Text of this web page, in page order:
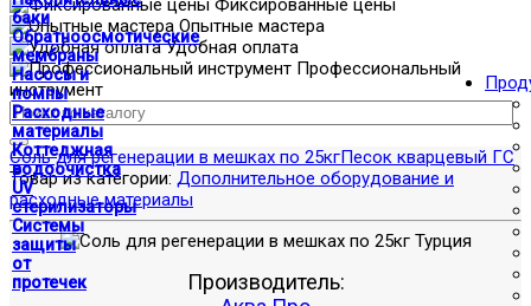
баки
Обратноосмотические
мембраны
Насосы и
помпы
Расходные
материалы
Коттеджная
водоочистка
UV
стерилизаторы
Системы
защиты
от
протечек
Фиксированные цены
Опытные мастера
Удобная оплата
Профессиональный
инструмент
Соль для регенерации в мешках по 25кгПесок кварцевый ГС
Товар из категории: Дополнительное оборудование и
расходные материалы
Производитель: